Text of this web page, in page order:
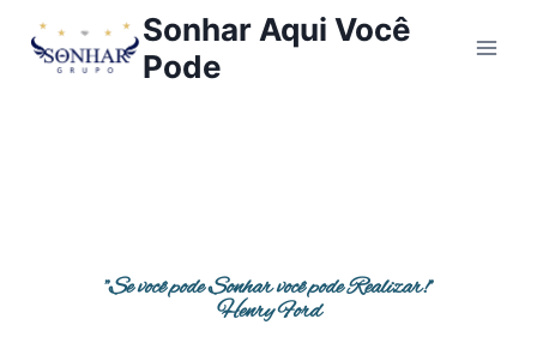
Sonhar Aqui Você
Pode
"Se você pode Sonhar você pode Realizar!"
Henry Ford